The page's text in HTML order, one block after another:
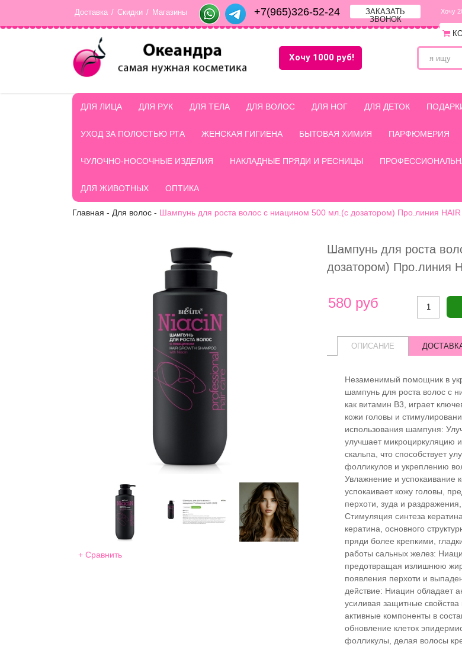
Доставка / Скидки / Магазины +7(965)326-52-24
ЗАКАЗАТЬ
ЗВОНОК
Хочу
Хочу 1000 руб!
ДЛЯ ЛИЦА ДЛЯ РУК ДЛЯ ТЕЛА ДЛЯ ВОЛОС ДЛЯ НОГ ДЛЯ ДЕТОК
УХОД ЗА ПОЛОСТЬЮ РТА ЖЕНСКАЯ ГИГИЕНА БЫТОВАЯ ХИМИЯ ПАРФЮМЕРИЯ
ЧУЛОЧНО-НОСОЧНЫЕ ИЗДЕЛИЯ НАКЛАДНЫЕ ПРЯДИ И РЕСНИЦЫ
ДЛЯ ЖИВОТНЫХ ОПТИКА
Главная - Для волос - Шампунь для роста волос с ниацином 500 мл.(с дозатором) Про.линия HAIR
+ Сравнить
Шампунь для роста
дозатором) Про.линия
580 руб
ОПИСАНИЕ
Незаменимый помощник в
шампунь для роста волос с
как витамин В3, играет
кожи головы и
использования шампуня:
улучшает микроциркуляцию
скальпа, что способствует
фолликулов и укреплению
Увлажнение и успокаивание
успокаивает кожу головы,
перхоти, зуда и
Стимуляция синтеза
кератина, основного
пряди более крепкими,
работы сальных желез:
предотвращая излишнюю
появления перхоти и
действие: Ниацин обладает
усиливая защитные
активные компоненты в
обновление клеток
фолликулы, делая волосы